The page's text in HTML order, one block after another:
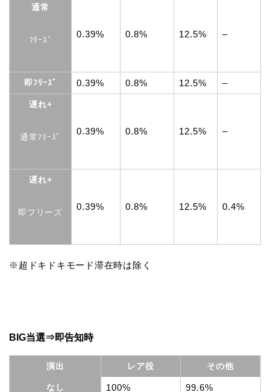
通常
ﾌﾘｰｽﾞ
0.39% 0.8% 12.5% –
即ﾌﾘｰｽﾞ 0.39% 0.8% 12.5% –
遅れ+
通常ﾌﾘｰｽﾞ
0.39% 0.8% 12.5% –
遅れ+
即フリーズ
0.39% 0.8% 12.5% 0.4%
※超ドキドキモード滞在時は除く
BIG当選⇒即告知時
演出 レア役 その他
なし 100% 99.6%